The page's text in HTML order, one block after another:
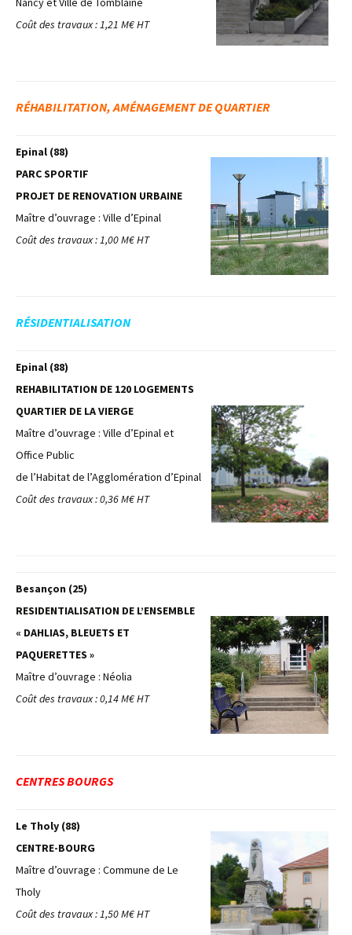
Coût des travaux : 1,21 M€ HT
RÉHABILITATION, AMÉNAGEMENT DE QUARTIER
Epinal (88)
PARC SPORTIF
PROJET DE RENOVATION URBAINE
Maître d’ouvrage : Ville d’Epinal
Coût des travaux : 1,00 M€ HT
RÉSIDENTIALISATION
Epinal (88)
REHABILITATION DE 120 LOGEMENTS
QUARTIER DE LA VIERGE
Maître d’ouvrage : Ville d’Epinal et
Office Public
de l’Habitat de l’Agglomération d’Epinal
Coût des travaux : 0,36 M€ HT
Besançon (25)
RESIDENTIALISATION DE L’ENSEMBLE
« DAHLIAS, BLEUETS ET
PAQUERETTES »
Maître d’ouvrage : Néolia
Coût des travaux : 0,14 M€ HT
CENTRES BOURGS
Le Tholy (88)
CENTRE-BOURG
Maître d’ouvrage : Commune de Le
Tholy
Coût des travaux : 1,50 M€ HT